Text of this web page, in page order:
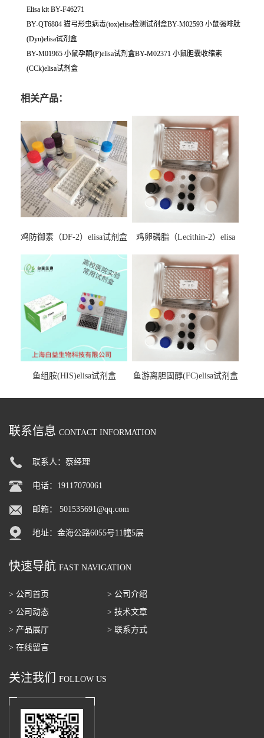
Elisa kit BY-F46271
BY-QT6804 猫弓形虫病毒(tox)elisa检测试剂盒BY-M02593 小鼠强啡肽
(Dyn)elisa试剂盒
BY-M01965 小鼠孕酮(P)elisa试剂盒BY-M02371 小鼠胆囊收缩素
(CCk)elisa试剂盒
相关产品：
鸡防御素（DF-2）elisa试剂盒
鸡卵磷脂（Lecithin-2）elisa
鱼组胺(HIS)elisa试剂盒 鱼游离胆固醇(FC)elisa试剂盒
联系信息 CONTACT INFORMATION
联系人：蔡经理
电话：19117070061
邮箱： 501535691@qq.com
地址：金海公路6055号11幢5层
快速导航 FAST NAVIGATION
> 公司首页
> 公司介绍
> 公司动态
> 技术文章
> 产品展厅
> 联系方式
> 在线留言
关注我们 FOLLOW US